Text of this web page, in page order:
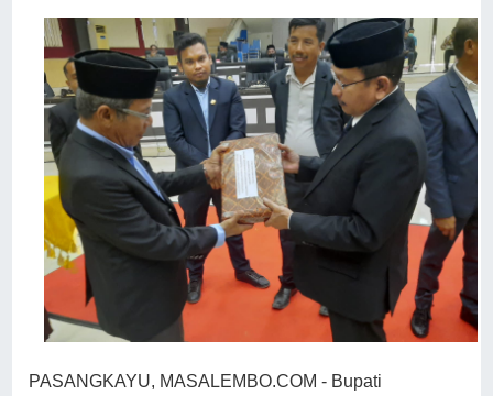
PASANGKAYU, MASALEMBO.COM - Bupati